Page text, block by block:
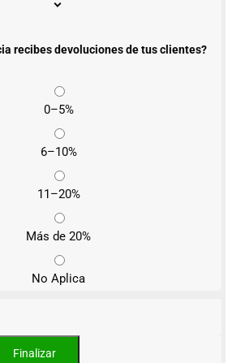
recibes devoluciones de tus clientes?
0–5%
6–10%
11–20%
Más de 20%
No Aplica